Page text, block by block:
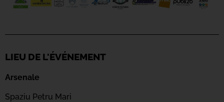
LIEU DE L'ÉVÉNEMENT
Arsenale
Spaziu Petru Mari